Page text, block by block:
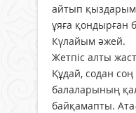
айтып
ұяға қондырған
Күлайым әжей.
Жетпіс алты
Құдай, содан
балаларының
байқамапты.